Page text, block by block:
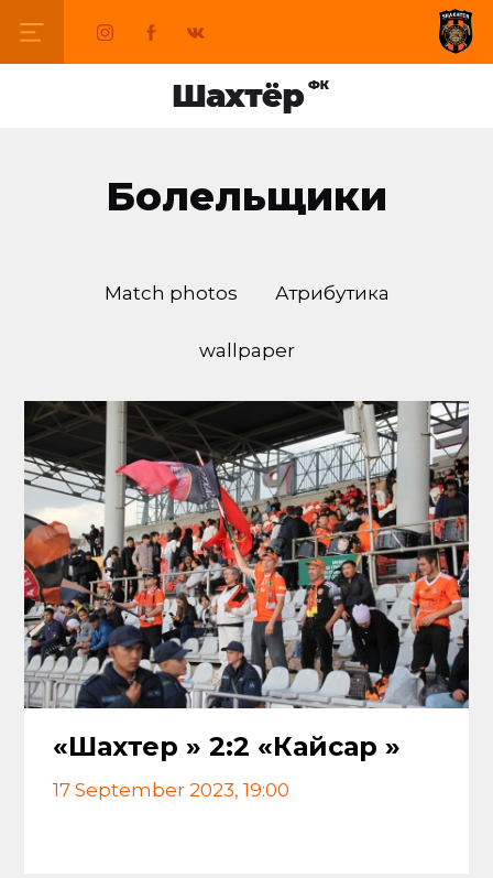
Болельщики
Match photos Атрибутика
wallpaper
«Шахтер » 2:2 «Кайсар »
17 September 2023, 19:00